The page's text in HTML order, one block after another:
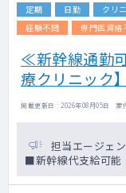
定期 日勤 クリ
経験不問
専門医資格
≪新幹線通勤
療クリニック】
掲載更新日 : 2026年08月05日 案
担当エージェ
■新幹線代支給可能